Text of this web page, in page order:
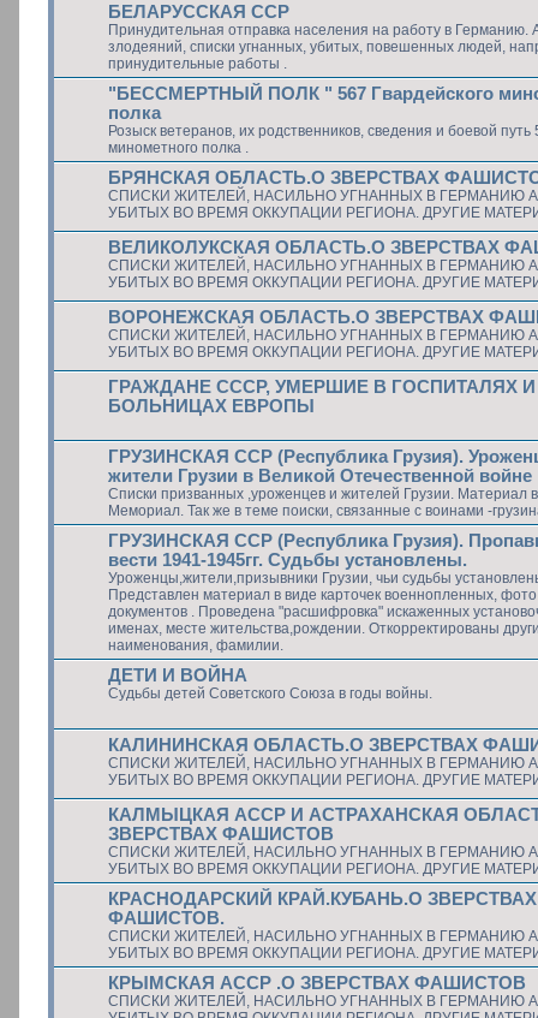
БЕЛАРУССКАЯ ССР
Принудительная отправка населения на работу в Германию.
злодеяний, списки угнанных, убитых, повешенных людей,
принудительные работы .
"БЕССМЕРТНЫЙ ПОЛК " 567 Гвардейского
полка
Розыск ветеранов, их родственников, сведения и боевой путь
минометного полка .
БРЯНСКАЯ ОБЛАСТЬ.О ЗВЕРСТВАХ
СПИСКИ ЖИТЕЛЕЙ, НАСИЛЬНО УГНАННЫХ В ГЕРМАНИЮ
УБИТЫХ ВО ВРЕМЯ ОККУПАЦИИ РЕГИОНА. ДРУГИЕ
ВЕЛИКОЛУКСКАЯ ОБЛАСТЬ.О ЗВЕРСТВАХ
СПИСКИ ЖИТЕЛЕЙ, НАСИЛЬНО УГНАННЫХ В ГЕРМАНИЮ
УБИТЫХ ВО ВРЕМЯ ОККУПАЦИИ РЕГИОНА. ДРУГИЕ
ВОРОНЕЖСКАЯ ОБЛАСТЬ.О ЗВЕРСТВАХ
СПИСКИ ЖИТЕЛЕЙ, НАСИЛЬНО УГНАННЫХ В ГЕРМАНИЮ
УБИТЫХ ВО ВРЕМЯ ОККУПАЦИИ РЕГИОНА. ДРУГИЕ
ГРАЖДАНЕ СССР, УМЕРШИЕ В ГОСПИТАЛЯХ И
БОЛЬНИЦАХ ЕВРОПЫ
ГРУЗИНСКАЯ ССР (Республика Грузия).
жители Грузии в Великой Отечественной войне
Списки призванных ,уроженцев и жителей Грузии. Материал
Мемориал. Так же в теме поиски, связанные с воинами -
ГРУЗИНСКАЯ ССР (Республика Грузия).
вести 1941-1945гг. Судьбы установлены.
Уроженцы,жители,призывники Грузии, чьи судьбы
Представлен материал в виде карточек военнопленных,
документов . Проведена "расшифровка" искаженных
именах, месте жительства,рождении. Откорректированы
наименования, фамилии.
ДЕТИ И ВОЙНА
Судьбы детей Советского Союза в годы войны.
КАЛИНИНСКАЯ ОБЛАСТЬ.О ЗВЕРСТВАХ
СПИСКИ ЖИТЕЛЕЙ, НАСИЛЬНО УГНАННЫХ В ГЕРМАНИЮ
УБИТЫХ ВО ВРЕМЯ ОККУПАЦИИ РЕГИОНА. ДРУГИЕ
КАЛМЫЦКАЯ АССР И АСТРАХАНСКАЯ
ЗВЕРСТВАХ ФАШИСТОВ
СПИСКИ ЖИТЕЛЕЙ, НАСИЛЬНО УГНАННЫХ В ГЕРМАНИЮ
УБИТЫХ ВО ВРЕМЯ ОККУПАЦИИ РЕГИОНА. ДРУГИЕ
КРАСНОДАРСКИЙ КРАЙ.КУБАНЬ.О ЗВЕРСТВАХ
ФАШИСТОВ.
СПИСКИ ЖИТЕЛЕЙ, НАСИЛЬНО УГНАННЫХ В ГЕРМАНИЮ
УБИТЫХ ВО ВРЕМЯ ОККУПАЦИИ РЕГИОНА. ДРУГИЕ
КРЫМСКАЯ АССР .О ЗВЕРСТВАХ ФАШИСТОВ
СПИСКИ ЖИТЕЛЕЙ, НАСИЛЬНО УГНАННЫХ В ГЕРМАНИЮ